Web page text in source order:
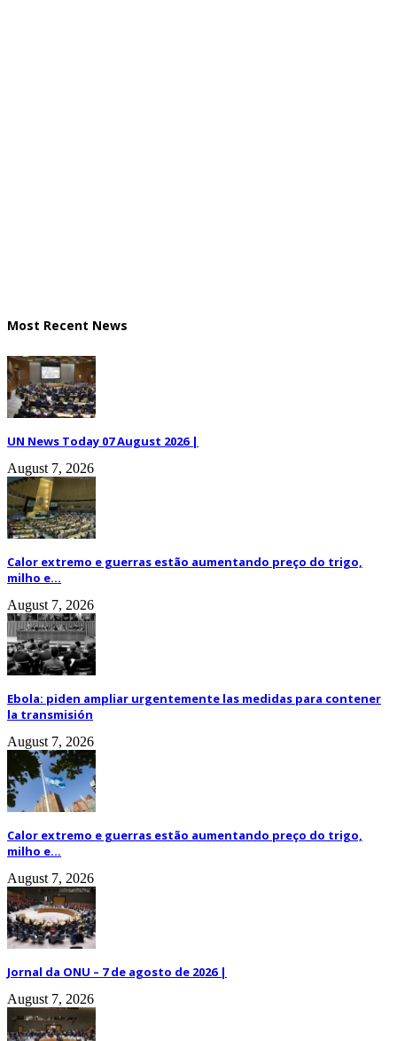
Most Recent News
UN News Today 07 August 2026 |
August 7, 2026
Calor extremo e guerras estão aumentando preço do trigo,
milho e...
August 7, 2026
Ebola: piden ampliar urgentemente las medidas para contener
la transmisión
August 7, 2026
Calor extremo e guerras estão aumentando preço do trigo,
milho e...
August 7, 2026
Jornal da ONU – 7 de agosto de 2026 |
August 7, 2026